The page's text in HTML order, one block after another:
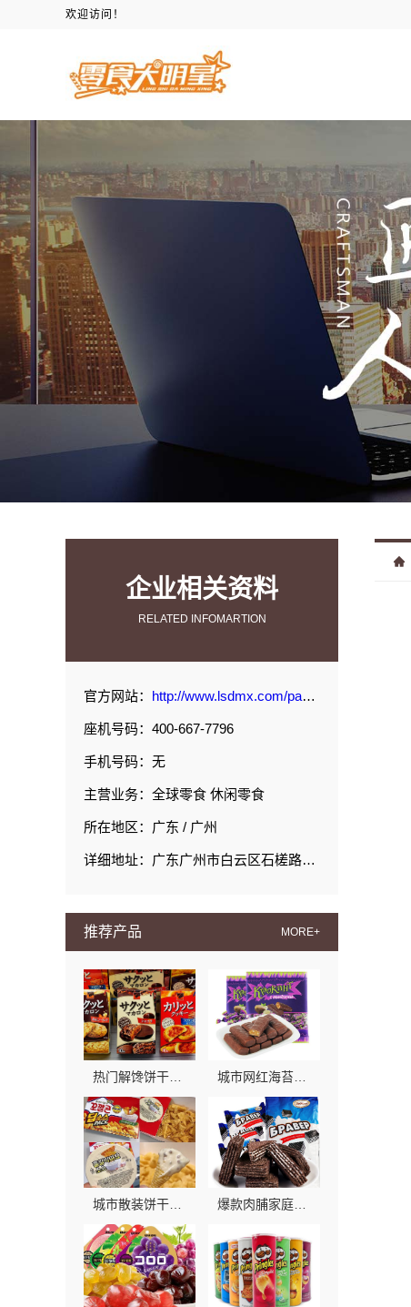
欢迎访问！
企业相关资料
RELATED INFOMARTION
官方网站： http://www.lsdmx.com/page/3.html#p1
座机号码：400-667-7796
手机号码：无
主营业务：全球零食 休闲零食
所在地区：广东 / 广州
详细地址：广东广州市白云区石槎路聚源街50号1#栋15层1508室
推荐产品 MORE+